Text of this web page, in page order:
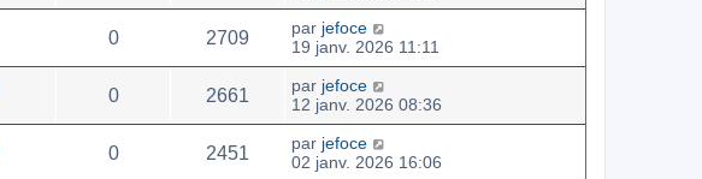
0 2709 par jefoce
19 janv. 2026 11:11
0 2661 par jefoce
12 janv. 2026 08:36
0 2451 par jefoce
02 janv. 2026 16:06